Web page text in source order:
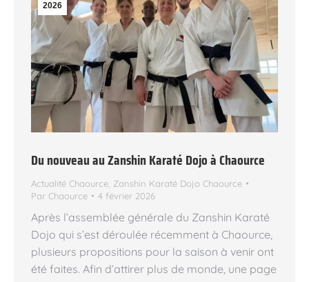
2026
Du nouveau au Zanshin Karaté Dojo à Chaource
Actualité Chaource Zanshin Karaté Dojo Chaource
Par Chaource 4 février 2026
Après l’assemblée générale du Zanshin Karaté
Dojo qui s’est déroulée récemment à Chaource,
plusieurs propositions pour la saison à venir ont
été faites. Afin d’attirer plus de monde, une page